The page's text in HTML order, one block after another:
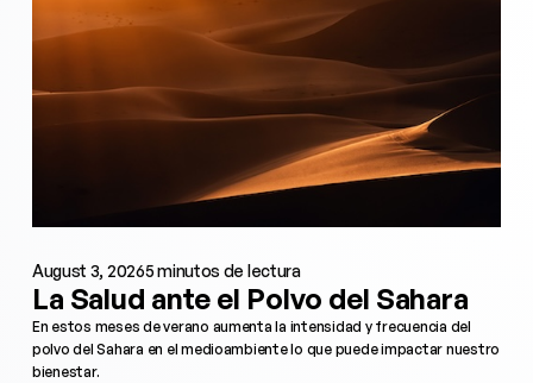
August 3, 20265 minutos de lectura
La Salud ante el Polvo del Sahara
En estos meses de verano aumenta la intensidad y frecuencia del
polvo del Sahara en el medioambiente lo que puede impactar nuestro
bienestar.